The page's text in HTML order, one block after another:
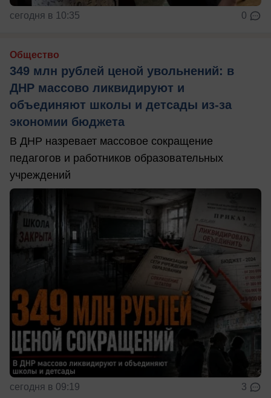
сегодня в 10:35 0
Общество
349 млн рублей ценой увольнений: в
ДНР массово ликвидируют и
объединяют школы и детсады из-за
экономии бюджета
В ДНР назревает массовое сокращение
педагогов и работников образовательных
учреждений
сегодня в 09:19 3